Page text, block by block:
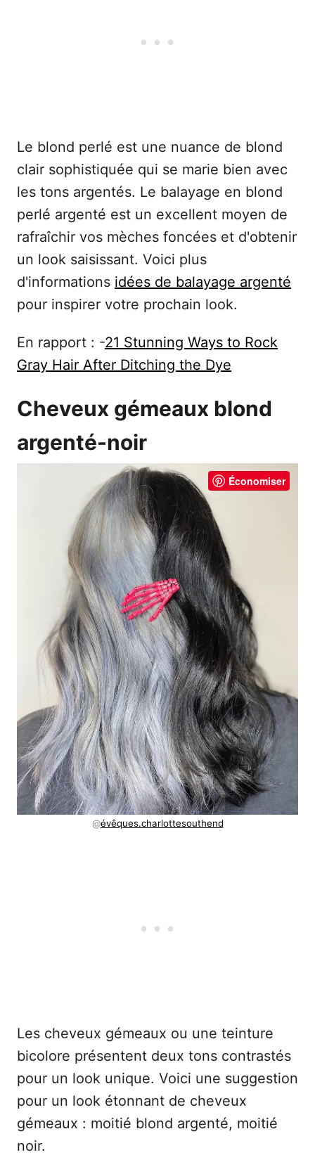
Le blond perlé est une nuance de blond
clair sophistiquée qui se marie bien avec
les tons argentés. Le balayage en blond
perlé argenté est un excellent moyen de
rafraîchir vos mèches foncées et d'obtenir
un look saisissant. Voici plus
d'informations idées de balayage argenté
pour inspirer votre prochain look.
En rapport : -21 Stunning Ways to Rock
Gray Hair After Ditching the Dye
Cheveux gémeaux blond
argenté-noir
Économiser
@évêques.charlottesouthend
Les cheveux gémeaux ou une teinture
bicolore présentent deux tons contrastés
pour un look unique. Voici une suggestion
pour un look étonnant de cheveux
gémeaux : moitié blond argenté, moitié
noir.